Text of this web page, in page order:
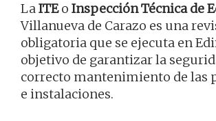
LaITEo Inspección Técnica de
Villanueva de Carazo es una
obligatoria que se ejecuta en
objetivo de garantizar la
correcto mantenimiento de las
e instalaciones.